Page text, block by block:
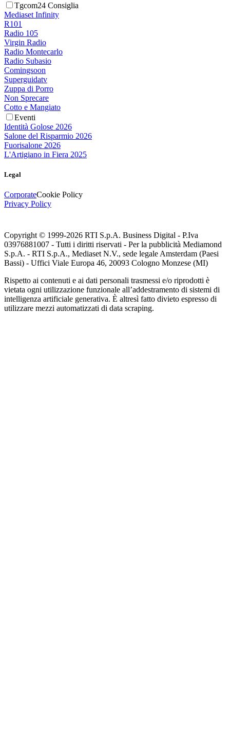
Tgcom24 Consiglia
Mediaset Infinity
R101
Radio 105
Virgin Radio
Radio Montecarlo
Radio Subasio
Comingsoon
Superguidatv
Zuppa di Porro
Non Sprecare
Cotto e Mangiato
Eventi
Identità Golose 2026
Salone del Risparmio 2026
Fuorisalone 2026
L'Artigiano in Fiera 2025
Legal
CorporateCookie Policy
Privacy Policy
Copyright © 1999-2026 RTI S.p.A. Business Digital - P.Iva
03976881007 - Tutti i diritti riservati - Per la pubblicità Mediamond
S.p.A. - RTI S.p.A., Mediaset N.V., sede legale Amsterdam (Paesi
Bassi) - Uffici Viale Europa 46, 20093 Cologno Monzese (MI)
Rispetto ai contenuti e ai dati personali trasmessi e/o riprodotti è
vietata ogni utilizzazione funzionale all’addestramento di sistemi di
intelligenza artificiale generativa. È altresì fatto divieto espresso di
utilizzare mezzi automatizzati di data scraping.